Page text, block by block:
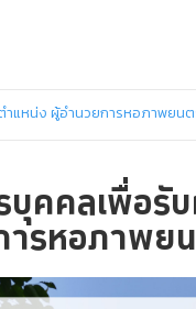
ำแหน่ง ผู้อำนวยการหอภาพยน
คคลเพื่อรั
ารหอภาพย